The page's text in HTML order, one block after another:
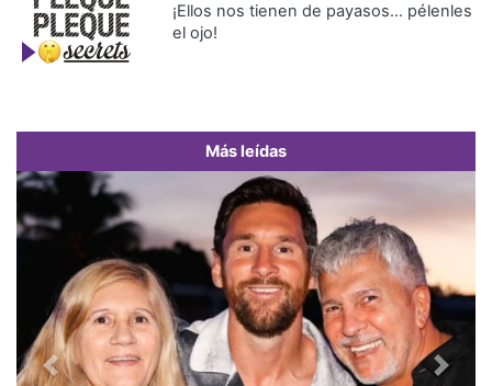
¡Ellos nos tienen de payasos… pélenles
el ojo!
Más leídas
Previous Next